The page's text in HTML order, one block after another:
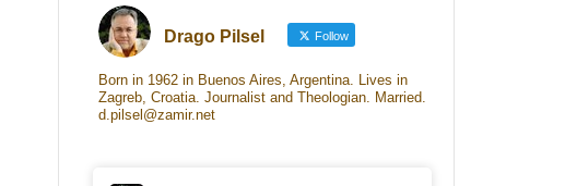
Drago Pilsel Follow
Born in 1962 in Buenos Aires, Argentina. Lives in
Zagreb, Croatia. Journalist and Theologian. Married.
d.pilsel@zamir.net